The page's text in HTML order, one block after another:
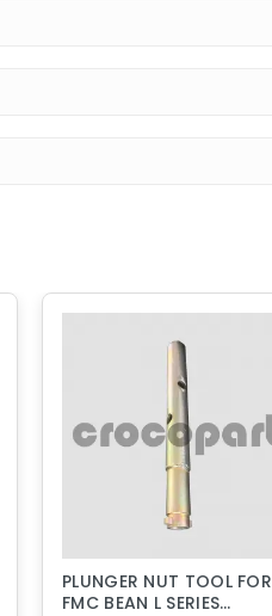
PLUNGER NUT TOOL FOR
FMC BEAN L SERIES